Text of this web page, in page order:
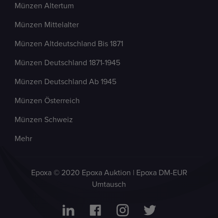
Münzen Altertum
Münzen Mittelalter
Münzen Altdeutschland Bis 1871
Münzen Deutschland 1871-1945
Münzen Deutschland Ab 1945
Münzen Österreich
Münzen Schweiz
Mehr
Epoxa © 2020 Epoxa Auktion | Epoxa DM-EUR
Umtausch